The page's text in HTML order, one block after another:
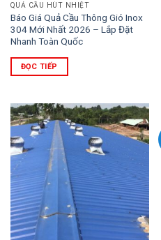
QUẢ CẦU HÚT NHIỆT
Báo Giá Quả Cầu Thông Gió Inox
304 Mới Nhất 2026 – Lắp Đặt
Nhanh Toàn Quốc
ĐỌC TIẾP